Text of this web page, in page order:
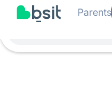
Parents